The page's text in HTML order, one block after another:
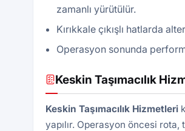
zamanlı yürütülür.
Kırıkkale çıkışlı hatlarda
Operasyon sonunda
Keskin Taşımacılık
Keskin Taşımacılık Hizmetleri
yapılır. Operasyon öncesi